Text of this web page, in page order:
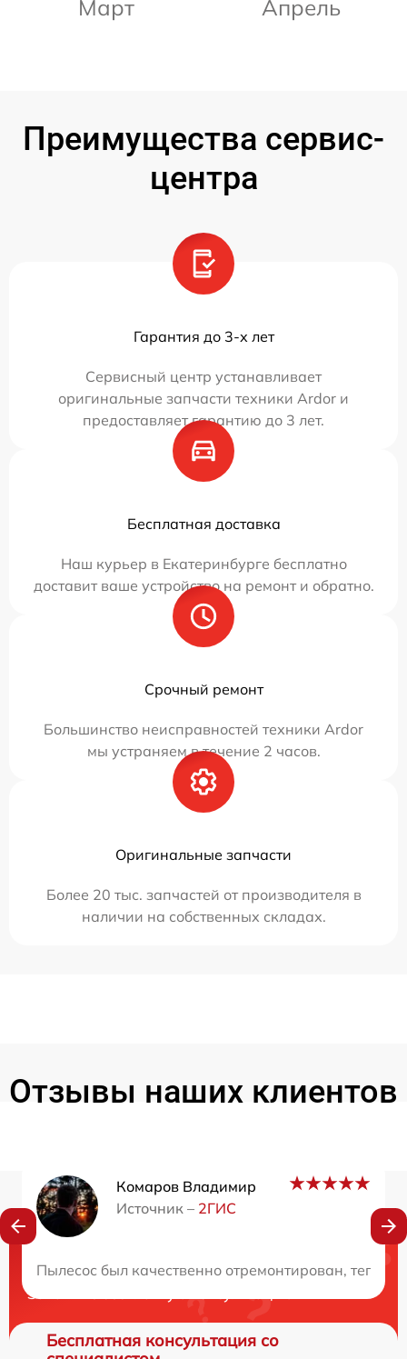
Март Апрель
Преимущества сервис-
центра
Гарантия до 3-х лет
Сервисный центр устанавливает
оригинальные запчасти техники Ardor и
предоставляет гарантию до 3 лет.
Бесплатная доставка
Наш курьер в Екатеринбурге бесплатно
доставит ваше устройство на ремонт и обратно.
Срочный ремонт
Большинство неисправностей техники Ardor
мы устраняем в течение 2 часов.
Оригинальные запчасти
Более 20 тыс. запчастей от производителя в
наличии на собственных складах.
Отзывы наших клиентов
Комаров Владимир
Источник – 2ГИС
Пылесос был качественно отремонтирован,
Нужна консультация?
Закажите бесплатную консультацию
Бесплатная консультация со